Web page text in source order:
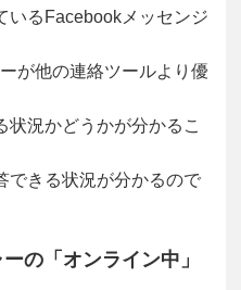
いるFacebookメッセンジ
が他の連絡ツールより優
状況かどうかが分かるこ
できる状況が分かるので
の「オンライン中」